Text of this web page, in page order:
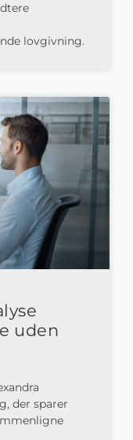
lovgivning.
uden
der sparer